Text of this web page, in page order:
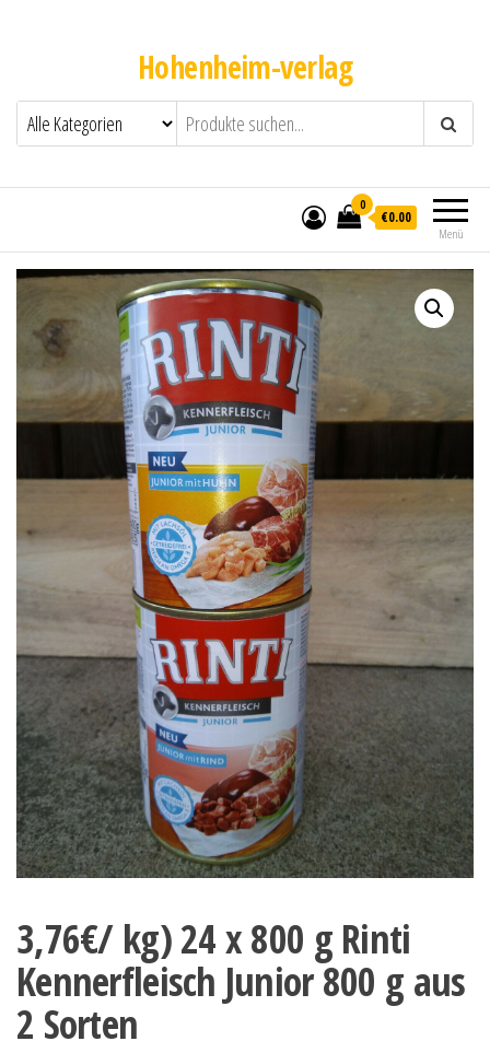
Hohenheim-verlag
Menü
0
€0.00
3,76€/ kg) 24 x 800 g Rinti
Kennerfleisch Junior 800 g aus
2 Sorten